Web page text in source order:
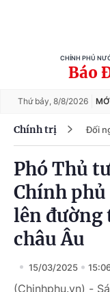
CHÍNH PHỦ
Báo
Thứ bảy, 8/8/2026
Chính trị Đối
Phó Thủ
Chính
lên đường
châu Âu
15/03/2025
(Chinhphu.vn) -